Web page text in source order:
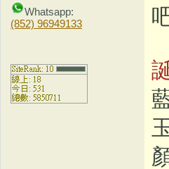
Whatsapp:
(852) 96949133